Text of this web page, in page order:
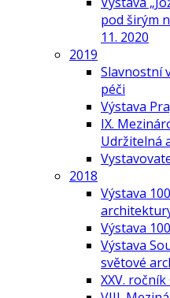
pod širým
11. 2020
2019
Slavnostní
péči
Výstava
IX.
Udržitelná
2018
Výstava
Výstava
Výstava
světové
XXV.